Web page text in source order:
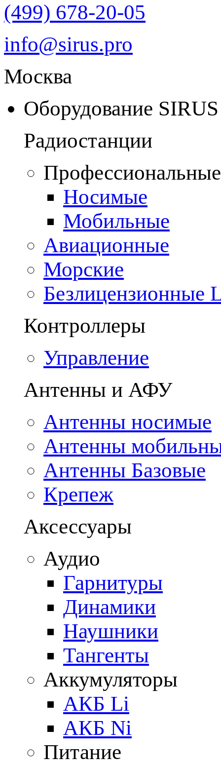
(499) 678-20-05
info@sirus.pro
Москва
Оборудование SIRUS
Радиостанции
Носимые
Мобильные
Авиационные
Морские
Безлицензионные
Контроллеры
Управление
Антенны и АФУ
Антенны носимые
Антенны
Антенны Базовые
Крепеж
Аксессуары
Аудио
Гарнитуры
Динамики
Наушники
Тангенты
Аккумуляторы
АКБ Li
АКБ Ni
Питание